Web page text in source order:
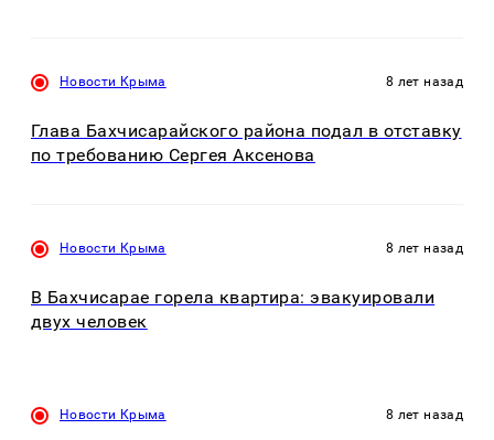
Новости Крыма 8 лет назад
Глава Бахчисарайского района подал в отставку
по требованию Сергея Аксенова
Новости Крыма 8 лет назад
В Бахчисарае горела квартира: эвакуировали
двух человек
Новости Крыма 8 лет назад